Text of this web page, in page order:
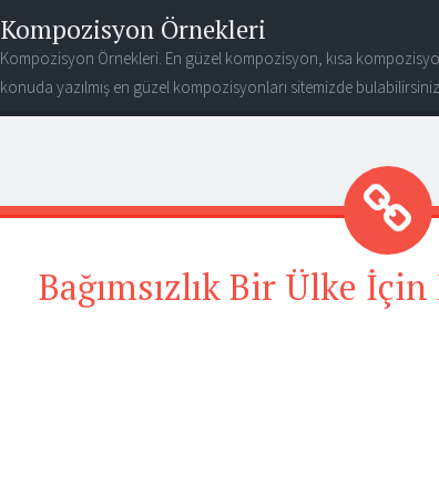
Kompozisyon Örnekleri
Kompozisyon Örnekleri. En güzel kompozisyon, kısa
konuda yazılmış en güzel kompozisyonları sitemizde bulabilirsiniz.
Bağımsızlık Bir Ülke